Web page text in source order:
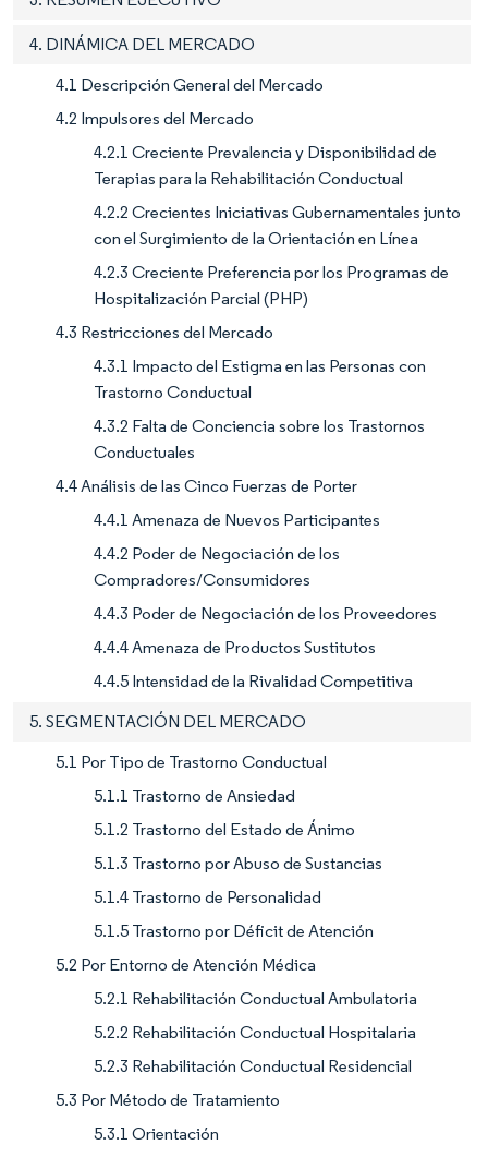
4. DINÁMICA DEL MERCADO
4.1 Descripción General del Mercado
4.2 Impulsores del Mercado
4.2.1 Creciente Prevalencia y Disponibilidad de
Terapias para la Rehabilitación Conductual
4.2.2 Crecientes Iniciativas Gubernamentales junto
con el Surgimiento de la Orientación en Línea
4.2.3 Creciente Preferencia por los Programas de
Hospitalización Parcial (PHP)
4.3 Restricciones del Mercado
4.3.1 Impacto del Estigma en las Personas con
Trastorno Conductual
4.3.2 Falta de Conciencia sobre los Trastornos
Conductuales
4.4 Análisis de las Cinco Fuerzas de Porter
4.4.1 Amenaza de Nuevos Participantes
4.4.2 Poder de Negociación de los
Compradores/Consumidores
4.4.3 Poder de Negociación de los Proveedores
4.4.4 Amenaza de Productos Sustitutos
4.4.5 Intensidad de la Rivalidad Competitiva
5. SEGMENTACIÓN DEL MERCADO
5.1 Por Tipo de Trastorno Conductual
5.1.1 Trastorno de Ansiedad
5.1.2 Trastorno del Estado de Ánimo
5.1.3 Trastorno por Abuso de Sustancias
5.1.4 Trastorno de Personalidad
5.1.5 Trastorno por Déficit de Atención
5.2 Por Entorno de Atención Médica
5.2.1 Rehabilitación Conductual Ambulatoria
5.2.2 Rehabilitación Conductual Hospitalaria
5.2.3 Rehabilitación Conductual Residencial
5.3 Por Método de Tratamiento
5.3.1 Orientación